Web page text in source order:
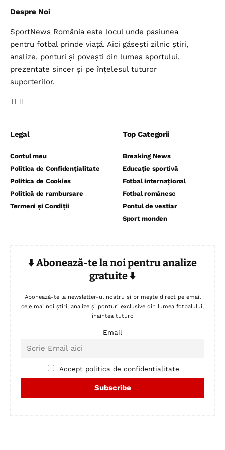
Despre Noi
SportNews România este locul unde pasiunea
pentru fotbal prinde viață. Aici găsești zilnic știri,
analize, ponturi și povești din lumea sportului,
prezentate sincer și pe înțelesul tuturor
suporterilor.
Legal
Contul meu
Politica de Confidențialitate
Politica de Cookies
Politică de rambursare
Termeni și Condiții
Top Categorii
Breaking News
Educație sportivă
Fotbal internațional
Fotbal românesc
Pontul de vestiar
Sport monden
⬇️ Abonează-te la noi pentru analize
gratuite ⬇️
Abonează-te la newsletter-ul nostru și primește direct pe email
cele mai noi știri, analize și ponturi exclusive din lumea fotbalului,
înaintea tuturo
Email
Accept politica de confidentialitate